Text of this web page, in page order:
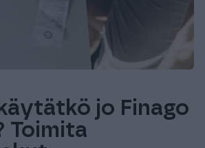
jo Finago
Toimita